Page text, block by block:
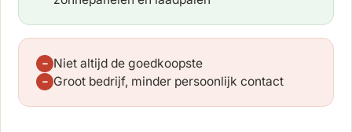
− Niet altijd de goedkoopste
− Groot bedrijf, minder persoonlijk contact